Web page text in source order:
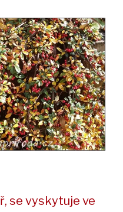
se vyskytuje ve